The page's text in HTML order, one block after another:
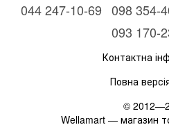
044 247-10-69 098 354-
093 170-
Контактна
Повна
©
Wellamart — магазин